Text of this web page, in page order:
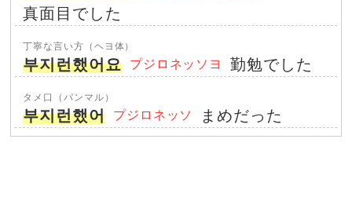
真面目でした
丁寧な言い方（ヘヨ体）
부지런했어요 プジロネッソヨ 勤勉でした
タメ口（パンマル）
부지런했어 プジロネッソ まめだった